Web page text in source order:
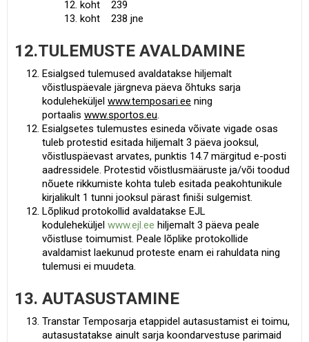
12. koht 239
13. koht 238 jne
12.TULEMUSTE AVALDAMINE
Esialgsed tulemused avaldatakse hiljemalt
võistluspäevale järgneva päeva õhtuks sarja
koduleheküljel www.temposari.ee ning
portaalis www.sportos.eu.
Esialgsetes tulemustes esineda võivate vigade osas
tuleb protestid esitada hiljemalt 3 päeva jooksul,
võistluspäevast arvates, punktis 14.7 märgitud e-posti
aadressidele. Protestid võistlusmääruste ja/või toodud
nõuete rikkumiste kohta tuleb esitada peakohtunikule
kirjalikult 1 tunni jooksul pärast finiši sulgemist.
Lõplikud protokollid avaldatakse EJL
koduleheküljel www.ejl.ee hiljemalt 3 päeva peale
võistluse toimumist. Peale lõplike protokollide
avaldamist laekunud proteste enam ei rahuldata ning
tulemusi ei muudeta.
13. AUTASUSTAMINE
Transtar Temposarja etappidel autasustamist ei toimu,
autasustatakse ainult sarja koondarvestuse parimaid